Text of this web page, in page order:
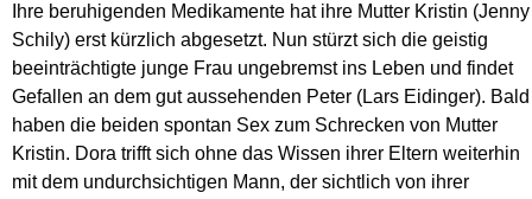
Ihre beruhigenden Medikamente hat ihre Mutter Kristin (Jenny
Schily) erst kürzlich abgesetzt. Nun stürzt sich die geistig
beeinträchtigte junge Frau ungebremst ins Leben und findet
Gefallen an dem gut aussehenden Peter (Lars Eidinger). Bald
haben die beiden spontan Sex zum Schrecken von Mutter
Kristin. Dora trifft sich ohne das Wissen ihrer Eltern weiterhin
mit dem undurchsichtigen Mann, der sichtlich von ihrer